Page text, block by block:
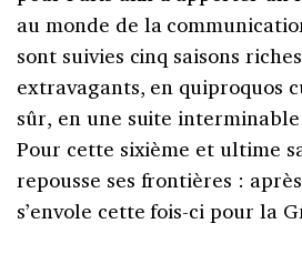
au monde de la
sont suivies cinq saisons
extravagants, en quiproquos
sûr, en une suite
Pour cette sixième et ultime
repousse ses frontières :
s’envole cette fois-ci pour la